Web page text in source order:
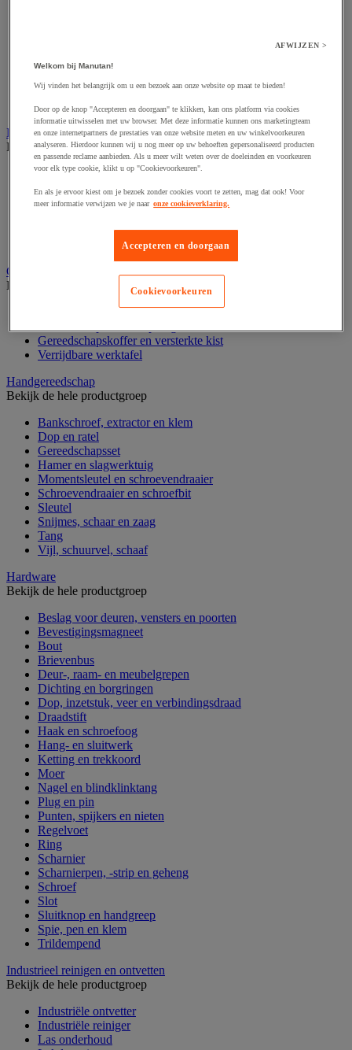
Accessoires voor snij- en snoeigereedschap
Accessoires voor spijkermachine
Accessoires voor zaag
Elektrische toebehoren en verlichting
Bekijk de hele productgroep
Accessoires voor elektrisch schakelpaneel
Batterij, oplader en kabel
Elektrische kabel
Verlengsnoer, stekkerdoos en kapelhaspel
Wandcontactdoos en schakelaar
Gereedschap opbergen
Bekijk de hele productgroep
Assortimentsdoos en gereedschapkoffer
Gereedschapskoffer en versterkte kist
Verrijdbare werktafel
Handgereedschap
Bekijk de hele productgroep
Bankschroef, extractor en klem
Dop en ratel
Gereedschapsset
Hamer en slagwerktuig
Momentsleutel en schroevendraaier
Schroevendraaier en schroefbit
Sleutel
Snijmes, schaar en zaag
Tang
Vijl, schuurvel, schaaf
Hardware
Bekijk de hele productgroep
Beslag voor deuren, vensters en poorten
Bevestigingsmagneet
Bout
Brievenbus
Deur-, raam- en meubelgrepen
Dichting en borgringen
Dop, inzetstuk, veer en verbindingsdraad
Draadstift
Haak en schroefoog
Hang- en sluitwerk
Ketting en trekkoord
Moer
Nagel en blindklinktang
Plug en pin
Punten, spijkers en nieten
Regelvoet
Ring
Scharnier
Scharnierpen, -strip en geheng
Schroef
Slot
Sluitknop en handgreep
Spie, pen en klem
Trildempend
Industrieel reinigen en ontvetten
Bekijk de hele productgroep
Industriële ontvetter
Industriële reiniger
Las onderhoud
AFWIJZEN >
Welkom bij Manutan!
Wij vinden het belangrijk om u een bezoek aan onze website op maat te bieden!
Door op de knop "Accepteren en doorgaan" te klikken, kan ons platform via cookies
informatie uitwisselen met uw browser. Met deze informatie kunnen ons marketingteam
en onze internetpartners de prestaties van onze website meten en uw winkelvoorkeuren
analyseren. Hierdoor kunnen wij u nog meer op uw behoeften gepersonaliseerd producten
en passende reclame aanbieden. Als u meer wilt weten over de doeleinden en voorkeuren
voor elk type cookie, klikt u op "Cookievoorkeuren".
En als je ervoor kiest om je bezoek zonder cookies voort te zetten, mag dat ook! Voor
meer informatie verwijzen we je naar onze cookieverklaring.
Accepteren en doorgaan
Cookievoorkeuren